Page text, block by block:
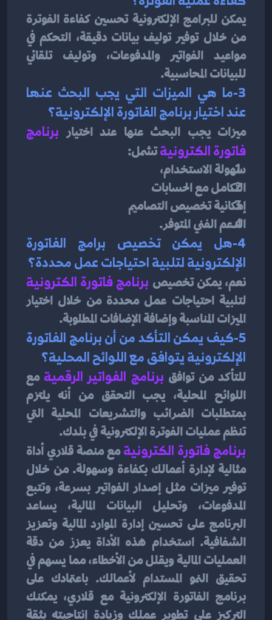
للبيانات المحاسبية.
عند اختيار برنامج الفاتورة الإلكترونية؟
ميزات يجب البحث عنها عند اختيار
فاتورة الكترونيةتشمل:
سهولة الاستخدام،
التكامل مع الحسابات
إمكانية تخصيص التصاميم
الدعم الفني المتوفر.
الإلكترونية لتلبية احتياجات عمل محددة؟
نعم، يمكن تخصيص برنامج فاتورة الكترونية
لتلبية احتياجات عمل محددة من خلال اختيار
الميزات المناسبة وإضافة الإضافات المطلوبة.
الإلكترونية يتوافق مع اللوائح المحلية؟
للتأكد من توافق برنامج الفواتير الرقمية
تنظم عمليات الفوترة الإلكترونية في بلدك.
برنامج فاتورة الكترونية
البرنامج على تحسين إدارة الموارد المالية وتعزيز